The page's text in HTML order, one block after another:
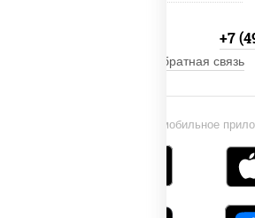
Установи мобильное
+7
Обратная связь